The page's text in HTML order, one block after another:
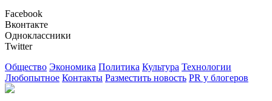
Facebook
Вконтакте
Одноклассники
Twitter
Общество Экономика Политика Культура Технологии
Любопытное Контакты Разместить новость PR у блогеров